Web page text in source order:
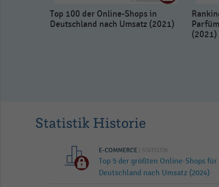
Top 100 der Online-Shops in
Deutschland nach Umsatz (2021)
(2021)
Statistik Historie
E-COMMERCE | STATISTIK
Top 5 der größten Online-Shops
Deutschland nach Umsatz (2024)